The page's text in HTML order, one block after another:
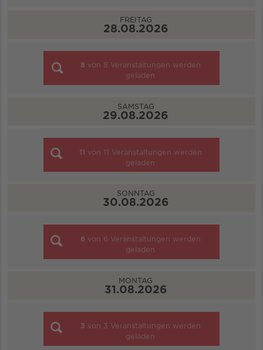
FREITAG
28.08.2026
8 von 8 Veranstaltungen werden
geladen
SAMSTAG
29.08.2026
11 von 11 Veranstaltungen werden
geladen
SONNTAG
30.08.2026
6 von 6 Veranstaltungen werden
geladen
MONTAG
31.08.2026
3 von 3 Veranstaltungen werden
geladen